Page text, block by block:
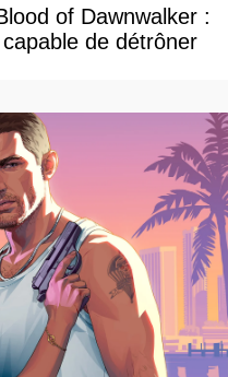
of Dawnwalker :
de détrôner